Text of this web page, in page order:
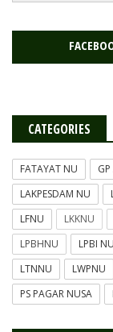
CATEGORIES
FATAYAT NU
LAKPESDAM NU
LFNU
LKKNU
LPBHNU
LPBI NU
LTNNU
LWPNU
PS PAGAR NUSA